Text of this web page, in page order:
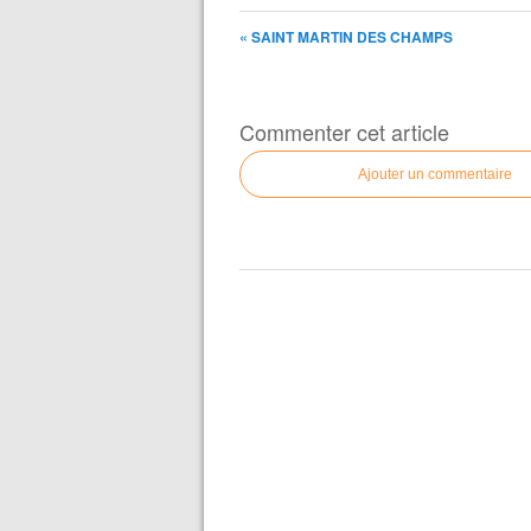
« SAINT MARTIN DES CHAMPS
Commenter cet article
Ajouter un commentaire